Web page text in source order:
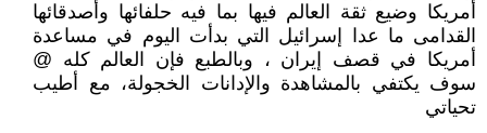
أمريكا وضيع ثقة العالم فيها بما فيه حلفائها وأصدقائها
القدامى ما عدا إسرائيل التي بدأت اليوم في مساعدة
أمريكا في قصف إيران ، وبالطبع فإن العالم كله @
سوف يكتفي بالمشاهدة والإدانات الخجولة، مع أطيب
تحياتي